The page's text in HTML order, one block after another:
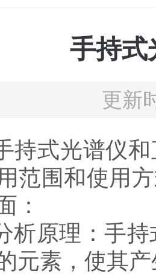
手持式
更新
式光谱仪和
范围和使用
：
原理：手持
元素，使其